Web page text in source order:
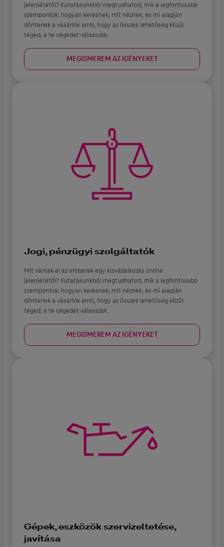
jelenlététől? Kutatásunkból megtudhatod, mik a legfontosabb
szempontok: hogyan keresnek, mit néznek, és mi alapján
döntenek a vásárlók arról, hogy az összes lehetőség közül
téged, a te cégedet válasszák.
MEGISMEREM AZ IGÉNYEKET
Jogi, pénzügyi szolgáltatók
Mit várnak el az emberek egy kisvállalkozás online
jelenlététől? Kutatásunkból megtudhatod, mik a legfontosabb
szempontok: hogyan keresnek, mit néznek, és mi alapján
döntenek a vásárlók arról, hogy az összes lehetőség közül
téged, a te cégedet válasszák.
MEGISMEREM AZ IGÉNYEKET
Gépek, eszközök szervizeltetése,
javítása